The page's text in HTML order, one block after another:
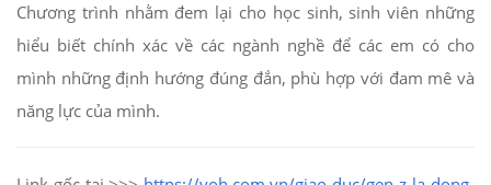
Chương trình nhằm đem lại cho học sinh, sinh viên những
hiểu biết chính xác về các ngành nghề để các em có cho
mình những định hướng đúng đắn, phù hợp với đam mê và
năng lực của mình.